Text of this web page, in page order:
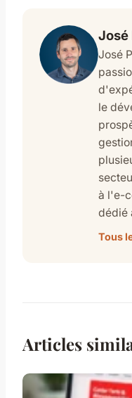
José
José
le
à l'e-
dédié
Tous
Articles